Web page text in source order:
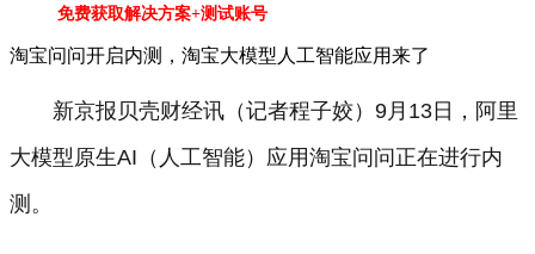
免费获取解决方案+测试账号
淘宝问问开启内测，淘宝大模型人工智能应用来了
新京报贝壳财经讯（记者程子姣）9月13日，阿里
大模型原生AI（人工智能）应用淘宝问问正在进行内
测。